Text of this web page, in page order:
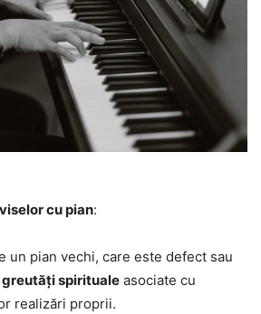
cu pian:
un pian vechi, care este defect sau
spirituale asociate cu
realizări proprii.